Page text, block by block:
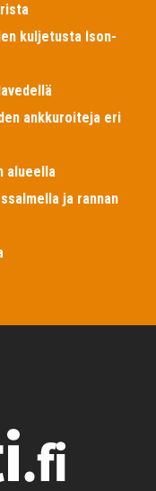
kuljetusta Ison-
ankkuroiteja eri
alueella
ja rannan